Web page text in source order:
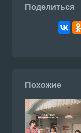
Поделиться
Похожие